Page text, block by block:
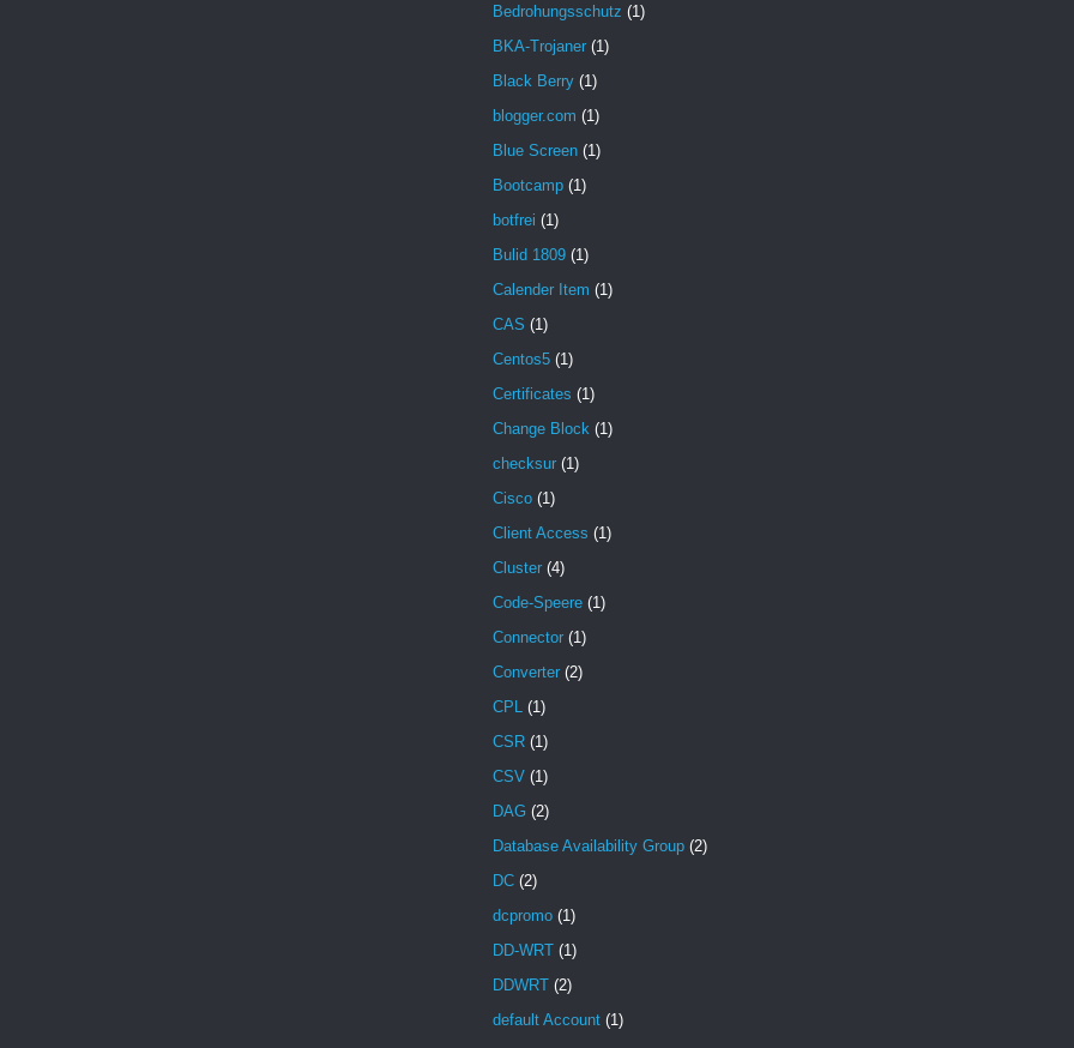
Bedrohungsschutz (1)
BKA-Trojaner (1)
Black Berry (1)
blogger.com (1)
Blue Screen (1)
Bootcamp (1)
botfrei (1)
Bulid 1809 (1)
Calender Item (1)
CAS (1)
Centos5 (1)
Certificates (1)
Change Block (1)
checksur (1)
Cisco (1)
Client Access (1)
Cluster (4)
Code-Speere (1)
Connector (1)
Converter (2)
CPL (1)
CSR (1)
CSV (1)
DAG (2)
Database Availability Group (2)
DC (2)
dcpromo (1)
DD-WRT (1)
DDWRT (2)
default Account (1)